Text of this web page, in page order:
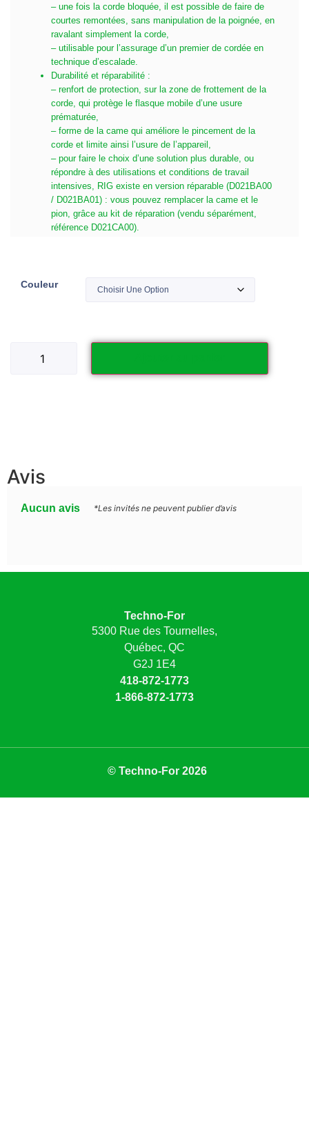
– une fois la corde bloquée, il est possible de faire de
courtes remontées, sans manipulation de la poignée, en
ravalant simplement la corde,
– utilisable pour l’assurage d’un premier de cordée en
technique d’escalade.
Durabilité et réparabilité :
– renfort de protection, sur la zone de frottement de la
corde, qui protège le flasque mobile d’une usure
prématurée,
– forme de la came qui améliore le pincement de la
corde et limite ainsi l’usure de l’appareil,
– pour faire le choix d’une solution plus durable, ou
répondre à des utilisations et conditions de travail
intensives, RIG existe en version réparable (D021BA00
/ D021BA01) : vous pouvez remplacer la came et le
pion, grâce au kit de réparation (vendu séparément,
référence D021CA00).
Couleur
Avis
Aucun avis *Les invités ne peuvent publier d’avis
Techno-For
5300 Rue des Tournelles,
Québec, QC
G2J 1E4
418-872-1773
1-866-872-1773
© Techno-For 2026